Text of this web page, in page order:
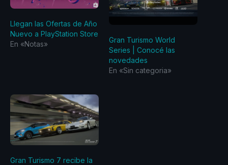
Llegan las Ofertas de Año
Nuevo a PlayStation Store
En «Notas»
Gran Turismo World
Series | Conocé las
novedades
En «Sin categoria»
Gran Turismo 7 recibe la